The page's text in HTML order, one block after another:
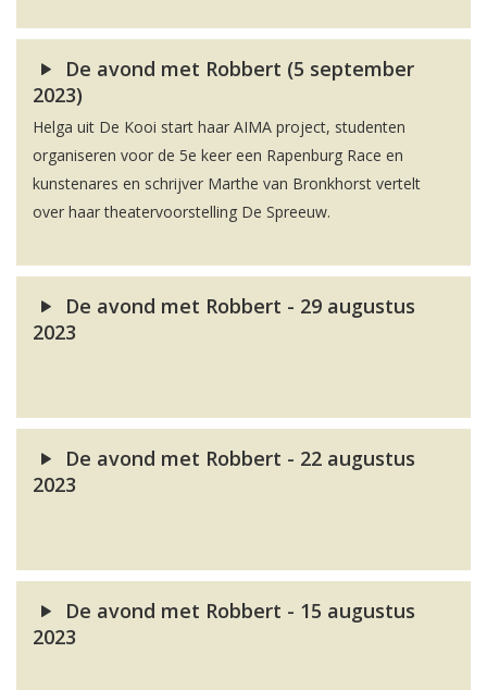
De avond met Robbert (5 september
2023)
Helga uit De Kooi start haar AIMA project, studenten
organiseren voor de 5e keer een Rapenburg Race en
kunstenares en schrijver Marthe van Bronkhorst vertelt
over haar theatervoorstelling De Spreeuw.
De avond met Robbert - 29 augustus
2023
De avond met Robbert - 22 augustus
2023
De avond met Robbert - 15 augustus
2023